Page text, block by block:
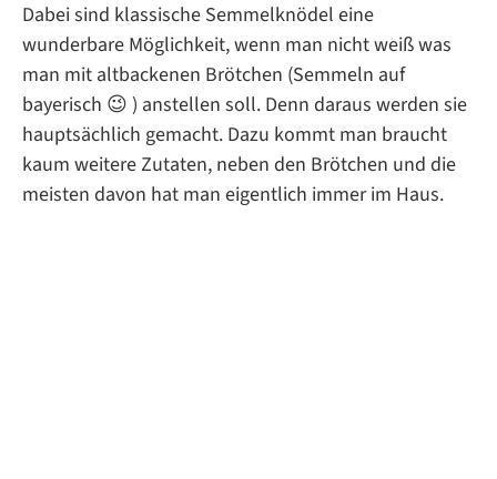
Dabei sind klassische Semmelknödel eine
wunderbare Möglichkeit, wenn man nicht weiß was
man mit altbackenen Brötchen (Semmeln auf
bayerisch 😉 ) anstellen soll. Denn daraus werden sie
hauptsächlich gemacht. Dazu kommt man braucht
kaum weitere Zutaten, neben den Brötchen und die
meisten davon hat man eigentlich immer im Haus.